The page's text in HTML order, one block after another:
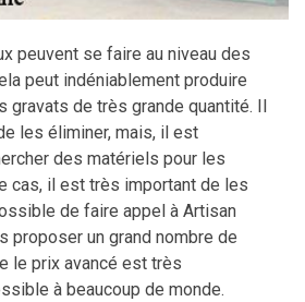
peuvent se faire au niveau des
peut indéniablement produire
de très grande quantité. Il
les éliminer, mais, il est
des matériels pour les
cas, il est très important de les
de faire appel à Artisan
proposer un grand nombre de
le prix avancé est très
à beaucoup de monde.